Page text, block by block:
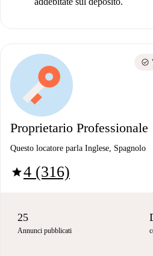
Proprietario Professionale
Questo locatore parla Inglese, Spagnolo
star4 (316)
check_circle
25
Annunci pubblicati